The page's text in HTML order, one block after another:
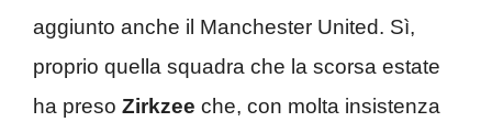
aggiunto anche il Manchester United. Sì,
proprio quella squadra che la scorsa estate
ha preso Zirkzee che, con molta insistenza